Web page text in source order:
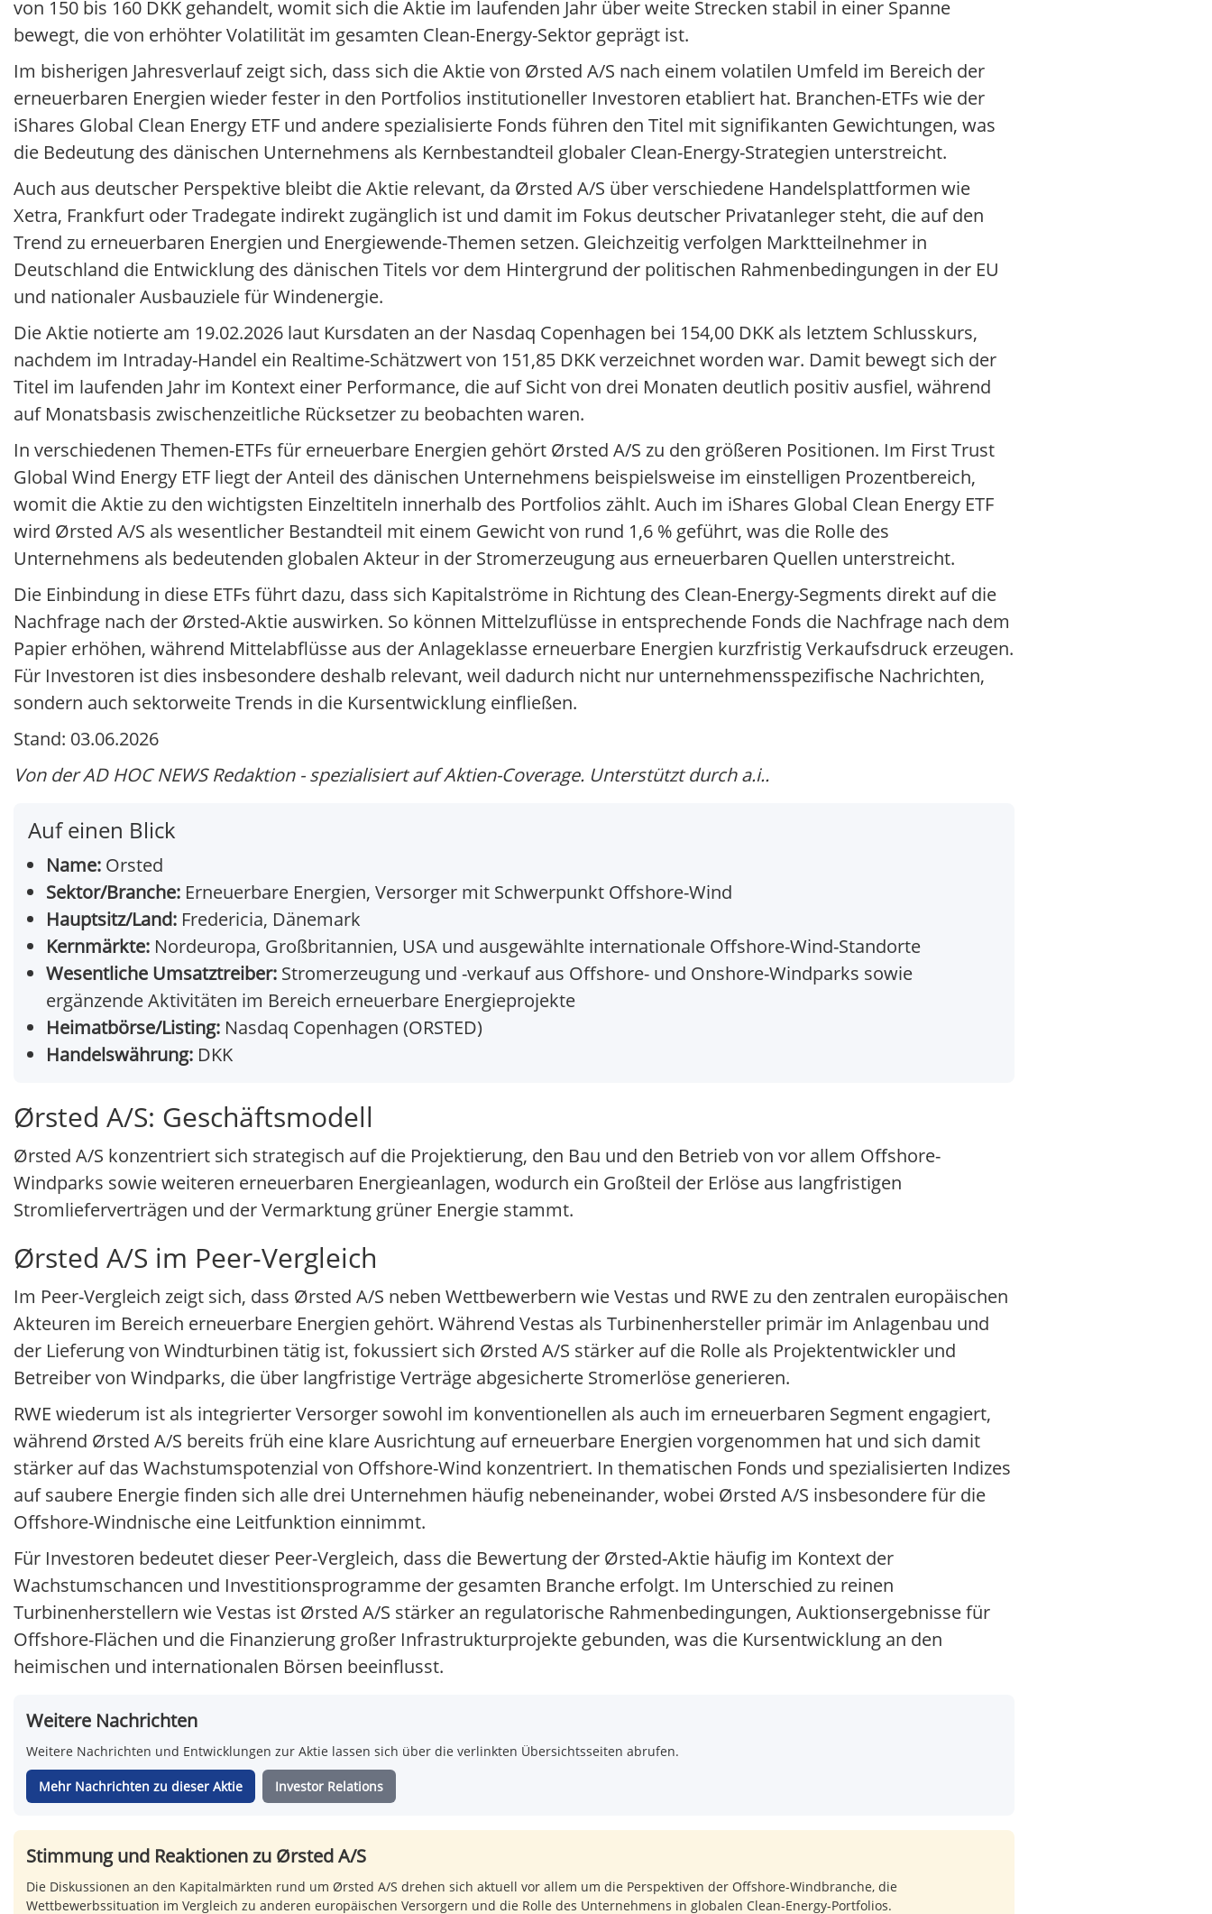
von 150 bis 160 DKK gehandelt, womit sich die Aktie im laufenden Jahr über weite Strecken stabil in einer Spanne
bewegt, die von erhöhter Volatilität im gesamten Clean-Energy-Sektor geprägt ist.
Im bisherigen Jahresverlauf zeigt sich, dass sich die Aktie von Ørsted A/S nach einem volatilen Umfeld im Bereich der
erneuerbaren Energien wieder fester in den Portfolios institutioneller Investoren etabliert hat. Branchen-ETFs wie der
iShares Global Clean Energy ETF und andere spezialisierte Fonds führen den Titel mit signifikanten Gewichtungen, was
die Bedeutung des dänischen Unternehmens als Kernbestandteil globaler Clean-Energy-Strategien unterstreicht.
Auch aus deutscher Perspektive bleibt die Aktie relevant, da Ørsted A/S über verschiedene Handelsplattformen wie
Xetra, Frankfurt oder Tradegate indirekt zugänglich ist und damit im Fokus deutscher Privatanleger steht, die auf den
Trend zu erneuerbaren Energien und Energiewende-Themen setzen. Gleichzeitig verfolgen Marktteilnehmer in
Deutschland die Entwicklung des dänischen Titels vor dem Hintergrund der politischen Rahmenbedingungen in der EU
und nationaler Ausbauziele für Windenergie.
Die Aktie notierte am 19.02.2026 laut Kursdaten an der Nasdaq Copenhagen bei 154,00 DKK als letztem Schlusskurs,
nachdem im Intraday-Handel ein Realtime-Schätzwert von 151,85 DKK verzeichnet worden war. Damit bewegt sich der
Titel im laufenden Jahr im Kontext einer Performance, die auf Sicht von drei Monaten deutlich positiv ausfiel, während
auf Monatsbasis zwischenzeitliche Rücksetzer zu beobachten waren.
In verschiedenen Themen-ETFs für erneuerbare Energien gehört Ørsted A/S zu den größeren Positionen. Im First Trust
Global Wind Energy ETF liegt der Anteil des dänischen Unternehmens beispielsweise im einstelligen Prozentbereich,
womit die Aktie zu den wichtigsten Einzeltiteln innerhalb des Portfolios zählt. Auch im iShares Global Clean Energy ETF
wird Ørsted A/S als wesentlicher Bestandteil mit einem Gewicht von rund 1,6 % geführt, was die Rolle des
Unternehmens als bedeutenden globalen Akteur in der Stromerzeugung aus erneuerbaren Quellen unterstreicht.
Die Einbindung in diese ETFs führt dazu, dass sich Kapitalströme in Richtung des Clean-Energy-Segments direkt auf die
Nachfrage nach der Ørsted-Aktie auswirken. So können Mittelzuflüsse in entsprechende Fonds die Nachfrage nach dem
Papier erhöhen, während Mittelabflüsse aus der Anlageklasse erneuerbare Energien kurzfristig Verkaufsdruck erzeugen.
Für Investoren ist dies insbesondere deshalb relevant, weil dadurch nicht nur unternehmensspezifische Nachrichten,
sondern auch sektorweite Trends in die Kursentwicklung einfließen.
Stand: 03.06.2026
Von der AD HOC NEWS Redaktion - spezialisiert auf Aktien-Coverage. Unterstützt durch a.i..
Auf einen Blick
Name: Orsted
Sektor/Branche: Erneuerbare Energien, Versorger mit Schwerpunkt Offshore-Wind
Hauptsitz/Land: Fredericia, Dänemark
Kernmärkte: Nordeuropa, Großbritannien, USA und ausgewählte internationale Offshore-Wind-Standorte
Wesentliche Umsatztreiber: Stromerzeugung und -verkauf aus Offshore- und Onshore-Windparks sowie
ergänzende Aktivitäten im Bereich erneuerbare Energieprojekte
Heimatbörse/Listing: Nasdaq Copenhagen (ORSTED)
Handelswährung: DKK
Ørsted A/S: Geschäftsmodell
Ørsted A/S konzentriert sich strategisch auf die Projektierung, den Bau und den Betrieb von vor allem Offshore-
Windparks sowie weiteren erneuerbaren Energieanlagen, wodurch ein Großteil der Erlöse aus langfristigen
Stromlieferverträgen und der Vermarktung grüner Energie stammt.
Ørsted A/S im Peer-Vergleich
Im Peer-Vergleich zeigt sich, dass Ørsted A/S neben Wettbewerbern wie Vestas und RWE zu den zentralen europäischen
Akteuren im Bereich erneuerbare Energien gehört. Während Vestas als Turbinenhersteller primär im Anlagenbau und
der Lieferung von Windturbinen tätig ist, fokussiert sich Ørsted A/S stärker auf die Rolle als Projektentwickler und
Betreiber von Windparks, die über langfristige Verträge abgesicherte Stromerlöse generieren.
RWE wiederum ist als integrierter Versorger sowohl im konventionellen als auch im erneuerbaren Segment engagiert,
während Ørsted A/S bereits früh eine klare Ausrichtung auf erneuerbare Energien vorgenommen hat und sich damit
stärker auf das Wachstumspotenzial von Offshore-Wind konzentriert. In thematischen Fonds und spezialisierten Indizes
auf saubere Energie finden sich alle drei Unternehmen häufig nebeneinander, wobei Ørsted A/S insbesondere für die
Offshore-Windnische eine Leitfunktion einnimmt.
Für Investoren bedeutet dieser Peer-Vergleich, dass die Bewertung der Ørsted-Aktie häufig im Kontext der
Wachstumschancen und Investitionsprogramme der gesamten Branche erfolgt. Im Unterschied zu reinen
Turbinenherstellern wie Vestas ist Ørsted A/S stärker an regulatorische Rahmenbedingungen, Auktionsergebnisse für
Offshore-Flächen und die Finanzierung großer Infrastrukturprojekte gebunden, was die Kursentwicklung an den
heimischen und internationalen Börsen beeinflusst.
Weitere Nachrichten
Weitere Nachrichten und Entwicklungen zur Aktie lassen sich über die verlinkten Übersichtsseiten abrufen.
Mehr Nachrichten zu dieser Aktie Investor Relations
Stimmung und Reaktionen zu Ørsted A/S
Die Diskussionen an den Kapitalmärkten rund um Ørsted A/S drehen sich aktuell vor allem um die Perspektiven der Offshore-Windbranche, die
Wettbewerbssituation im Vergleich zu anderen europäischen Versorgern und die Rolle des Unternehmens in globalen Clean-Energy-Portfolios.